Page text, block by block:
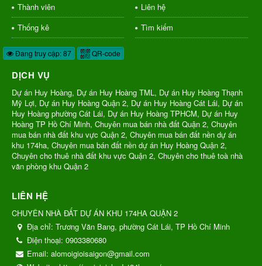
Thành viên
Liên hệ
Thống kê
Tìm kiếm
Đang truy cập: 87 QR-code
DỊCH VỤ
Dự án Huy Hoàng, Dự án Huy Hoàng TML, Dự án Huy Hoàng Thạnh
Mỹ Lợi, Dự án Huy Hoàng Quận 2, Dự án Huy Hoàng Cát Lái, Dự án
Huy Hoàng phường Cát Lái, Dự án Huy Hoàng TPHCM, Dự án Huy
Hoàng TP Hồ Chí Minh, Chuyên mua bán nhà đất Quận 2, Chuyên
mua bán nhà đất khu vực Quận 2, Chuyên mua bán đất nền dự án
khu 174ha, Chuyên mua bán đất nền dự án Huy Hoàng Quận 2,
Chuyên cho thuê nhà đất khu vực Quận 2, Chuyên cho thuê toà nhà
văn phòng khu Quận 2
LIÊN HỆ
CHUYÊN NHÀ ĐẤT DỰ ÁN KHU 174HA QUẬN 2
Địa chỉ: Trương Văn Bang, phường Cát Lái, TP Hồ Chí Minh
Điện thoại: 0903380680
Email: alomoigioisaigon@gmail.com